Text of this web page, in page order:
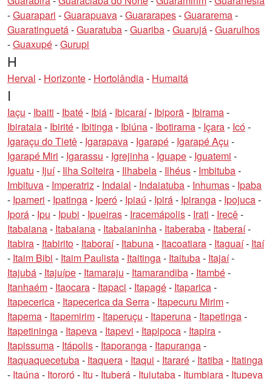
-Guarapari -Guarapuava-Guararapes-Guararema-
Guaratinguetá-Guaratuba-Guariba-Guarujá-Guarulhos
-Guaxupé-Gurupi
H
Herval - Horizonte- Hortolândia- Humaitá
I
Iaçu - Ibaiti - Ibaté- Ibiá- Ibicaraí- Ibiporã- Ibirama-
Ibirataia- Ibirité- Ibitinga- Ibiúna- Ibotirama- Içara- Icó-
Igaraçu do Tietê- Igarapava- Igarapé- Igarapé Açu -
Igarapé Miri - Igarassu - Igrejinha- Iguape- Iguatemi -
Iguatu - Ijuí- Ilha Solteira- Ilhabela- Ilhéus- Imbituba-
Imbituva- Imperatriz- Indaial - Indaiatuba- Inhumas- Ipaba
- Ipameri - Ipatinga- Iperó- Ipiaú - Ipirá- Ipiranga- Ipojuca-
Iporá- Ipu - Ipubi - Ipueiras- Iracemápolis- Irati - Irecê-
Itabaiana- Itabaiana- Itabaianinha- Itaberaba- Itaberaí-
Itabira- Itabirito- Itaboraí- Itabuna- Itacoatiara- Itaguaí- Itaí
- Itaim Bibi - Itaim Paulista- Itaitinga- Itaituba- Itajaí-
Itajubá- Itajuípe- Itamaraju - Itamarandiba- Itambé-
Itanhaém- Itaocara- Itapaci - Itapagé- Itaparica-
Itapecerica- Itapecerica da Serra- Itapecuru Mirim-
Itapema- Itapemirim- Itaperuçu - Itaperuna- Itapetinga-
Itapetininga- Itapeva- Itapevi - Itapipoca- Itapira-
Itapissuma- Itápolis- Itaporanga- Itapuranga-
Itaquaquecetuba- Itaquera- Itaqui - Itararé- Itatiba- Itatinga
- Itaúna- Itororó- Itu - Ituberá- Ituiutaba- Itumbiara- Itupeva